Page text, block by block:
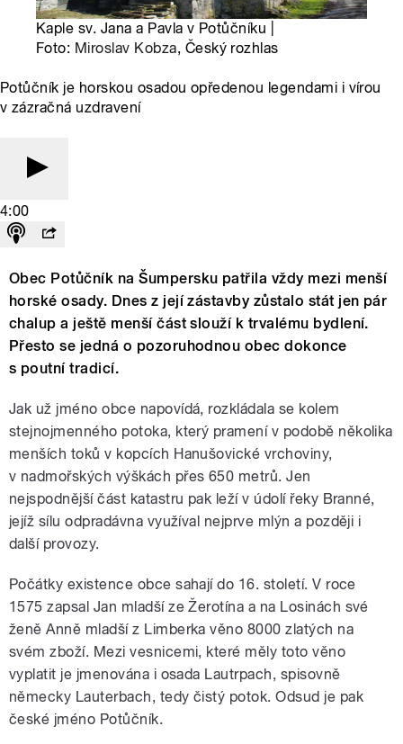
Kaple sv. Jana a Pavla v Potůčníku |
Foto: Miroslav Kobza, Český rozhlas
Potůčník je horskou osadou opředenou legendami i vírou
v zázračná uzdravení
4:00
Obec Potůčník na Šumpersku patřila vždy mezi menší
horské osady. Dnes z její zástavby zůstalo stát jen pár
chalup a ještě menší část slouží k trvalému bydlení.
Přesto se jedná o pozoruhodnou obec dokonce
s poutní tradicí.
Jak už jméno obce napovídá, rozkládala se kolem
stejnojmenného potoka, který pramení v podobě několika
menších toků v kopcích Hanušovické vrchoviny,
v nadmořských výškách přes 650 metrů. Jen
nejspodnější část katastru pak leží v údolí řeky Branné,
jejíž sílu odpradávna využíval nejprve mlýn a později i
další provozy.
Počátky existence obce sahají do 16. století. V roce
1575 zapsal Jan mladší ze Žerotína a na Losinách své
ženě Anně mladší z Limberka věno 8000 zlatých na
svém zboží. Mezi vesnicemi, které měly toto věno
vyplatit je jmenována i osada Lautrpach, spisovně
německy Lauterbach, tedy čistý potok. Odsud je pak
české jméno Potůčník.